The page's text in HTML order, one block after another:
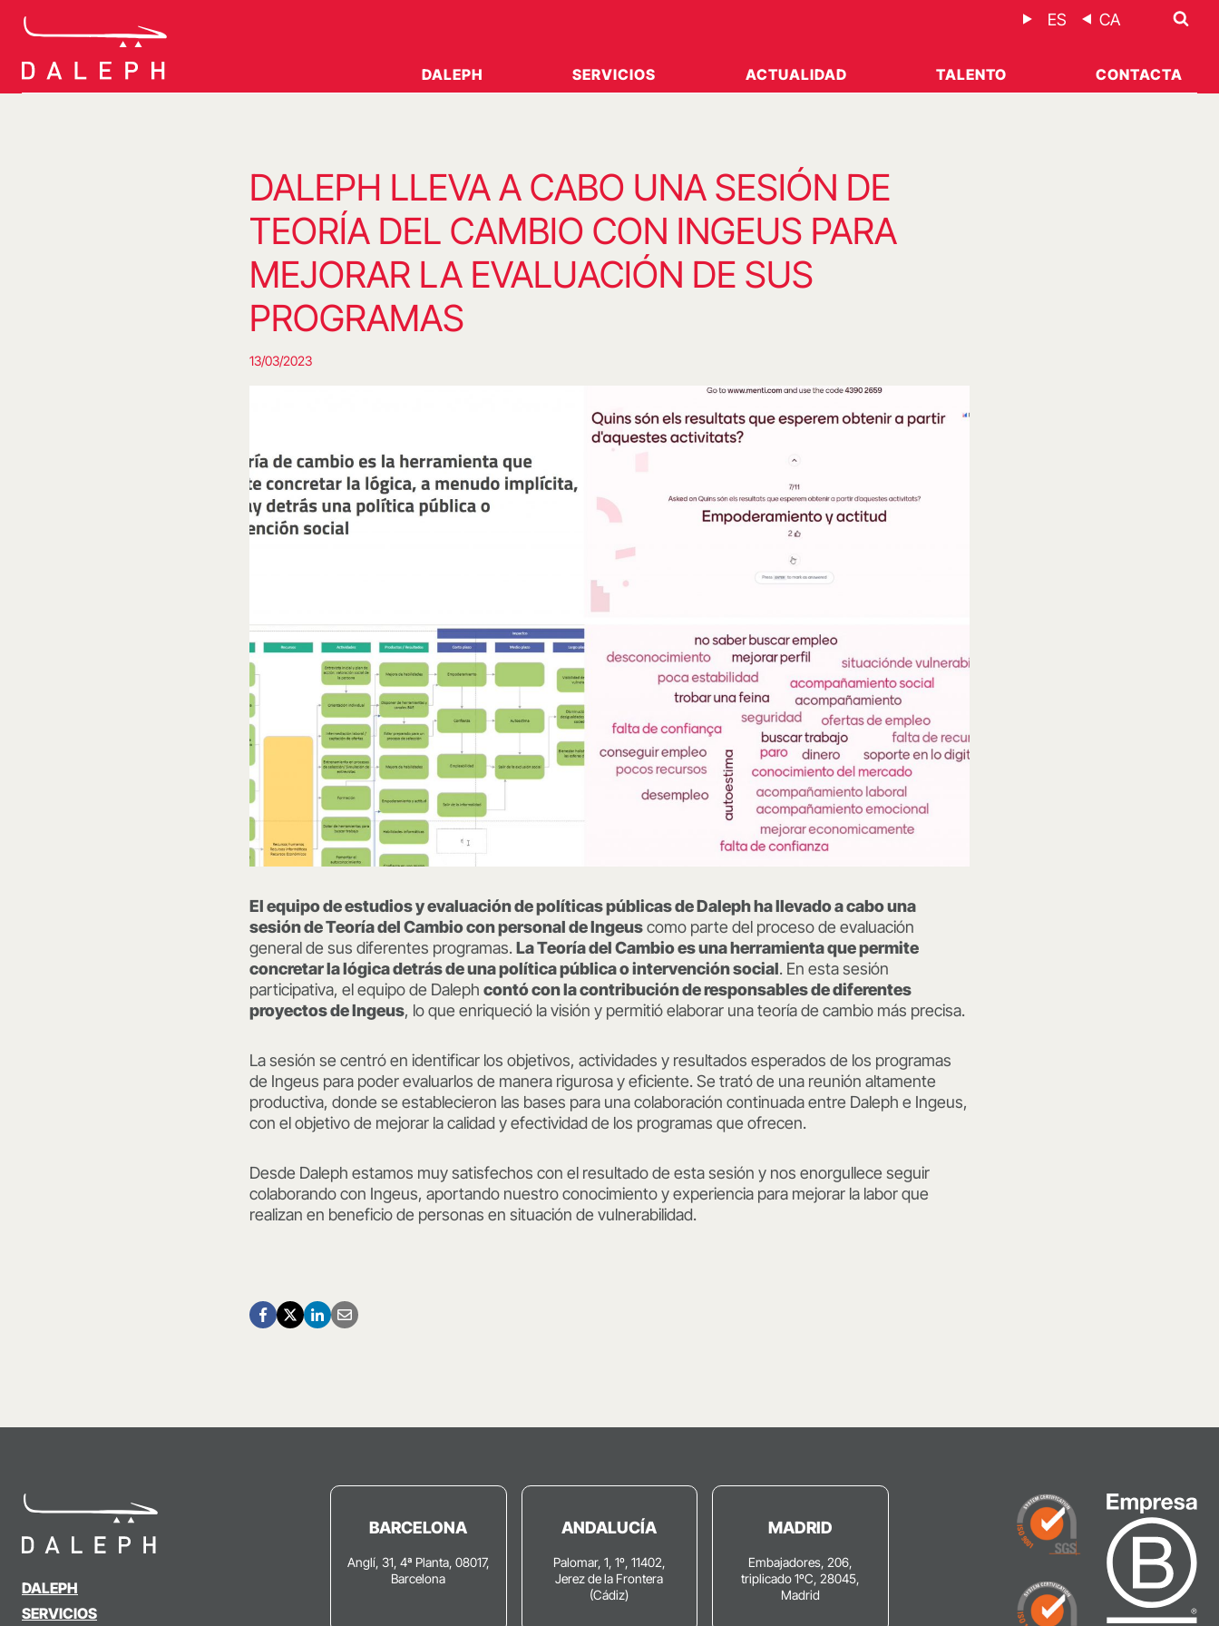
ES CA
DALEPH SERVICIOS ACTUALIDAD TALENTO CONTACTA
DALEPH LLEVA A CABO UNA SESIÓN DE
TEORÍA DEL CAMBIO CON INGEUS PARA
MEJORAR LA EVALUACIÓN DE SUS
PROGRAMAS
13/03/2023
El equipo de estudios y evaluación de políticas públicas de Daleph ha llevado a cabo una
sesión de Teoría del Cambio con personal de Ingeuscomo parte del proceso de evaluación
general de sus diferentes programas.La Teoría del Cambio es una herramienta que permite
concretar la lógica detrás de una política pública o intervención social. En esta sesión
participativa, el equipo de Daleph contó con la contribución de responsables de diferentes
proyectos de Ingeus, lo que enriqueció la visión y permitió elaborar una teoría de cambio más precisa.
La sesión se centró en identificar los objetivos, actividades y resultados esperados de los programas
de Ingeus para poder evaluarlos de manera rigurosa y eficiente. Se trató de una reunión altamente
productiva, donde se establecieron las bases para una colaboración continuada entre Daleph e Ingeus,
con el objetivo de mejorar la calidad y efectividad de los programas que ofrecen.
Desde Daleph estamos muy satisfechos con el resultado de esta sesión y nos enorgullece seguir
colaborando con Ingeus, aportando nuestro conocimiento y experiencia para mejorar la labor que
realizan en beneficio de personas en situación de vulnerabilidad.
DALEPH
SERVICIOS
BARCELONA
Anglí, 31, 4ª Planta, 08017,
Barcelona
ANDALUCÍA
Palomar, 1, 1º, 11402,
Jerez de la Frontera
(Cádiz)
MADRID
Embajadores, 206,
triplicado 1ºC, 28045,
Madrid